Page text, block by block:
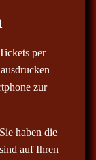
per
zur
haben die
auf Ihren